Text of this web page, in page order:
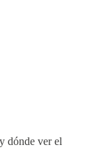
dónde ver el